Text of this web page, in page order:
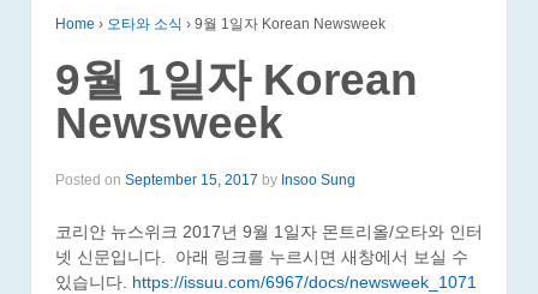
Home › 오타와 소식 › 9월 1일자 Korean Newsweek
9월 1일자 Korean
Newsweek
Posted on September 15, 2017 by Insoo Sung
코리안 뉴스위크 2017년 9월 1일자 몬트리올/오타와 인터
넷 신문입니다. 아래 링크를 누르시면 새창에서 보실 수
있습니다. https://issuu.com/6967/docs/newsweek_1071